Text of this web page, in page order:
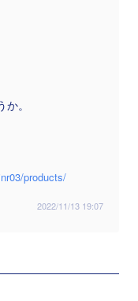
。
products/
2022/11/13 19:07